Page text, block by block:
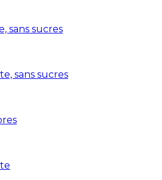
sans sucres
sans sucres